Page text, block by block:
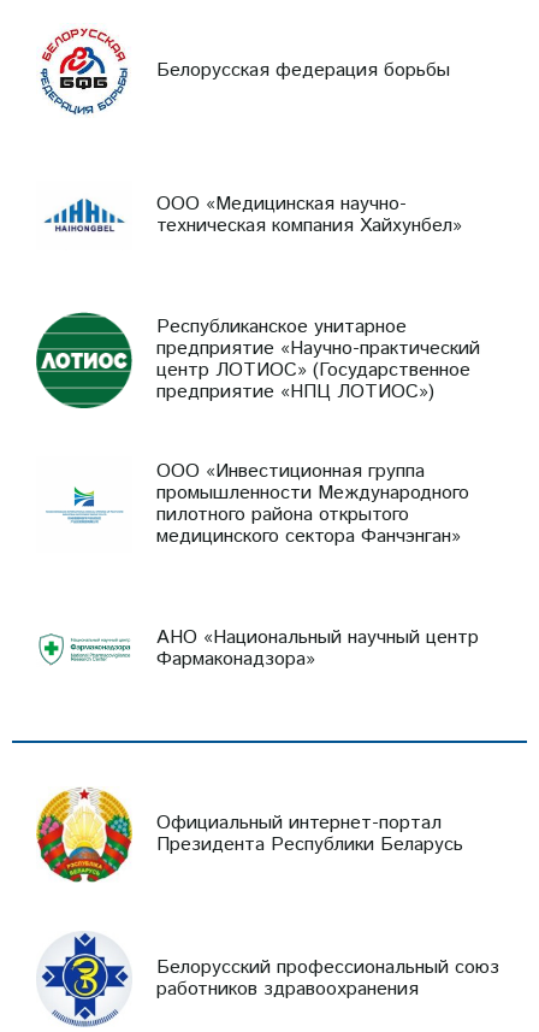
Белорусская федерация борьбы
ООО «Медицинская научно-
техническая компания Хайхунбел»
Республиканское унитарное
предприятие «Научно-практический
центр ЛОТИОС» (Государственное
предприятие «НПЦ ЛОТИОС»)
ООО «Инвестиционная группа
промышленности Международного
пилотного района открытого
медицинского сектора Фанчэнган»
АНО «Национальный научный центр
Фармаконадзора»
Официальный интернет-портал
Президента Республики Беларусь
Белорусский профессиональный союз
работников здравоохранения